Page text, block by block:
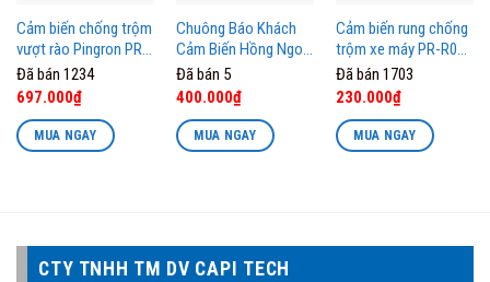
Cảm biến chống trộm
vượt rào Pingron PR-
B100
Đã bán 1234
Original
was:
824.000₫.
697.000₫Current
price
is:
697.000₫.
MUA NGAY
Chuông Báo Khách
Cảm Biến Hồng Ngoại
PR-C07 Pingron
Đã bán 5
Original
was:
450.000₫.
400.000₫Current
price
is:
400.000₫.
MUA NGAY
Cảm biến rung chống
trộm xe máy PR-R05
Pingron
Đã bán 1703
Original
was:
299.000₫.
230.000₫Current
price
is:
230.000₫.
MUA NGAY
CTY TNHH TM DV CAPI TECH